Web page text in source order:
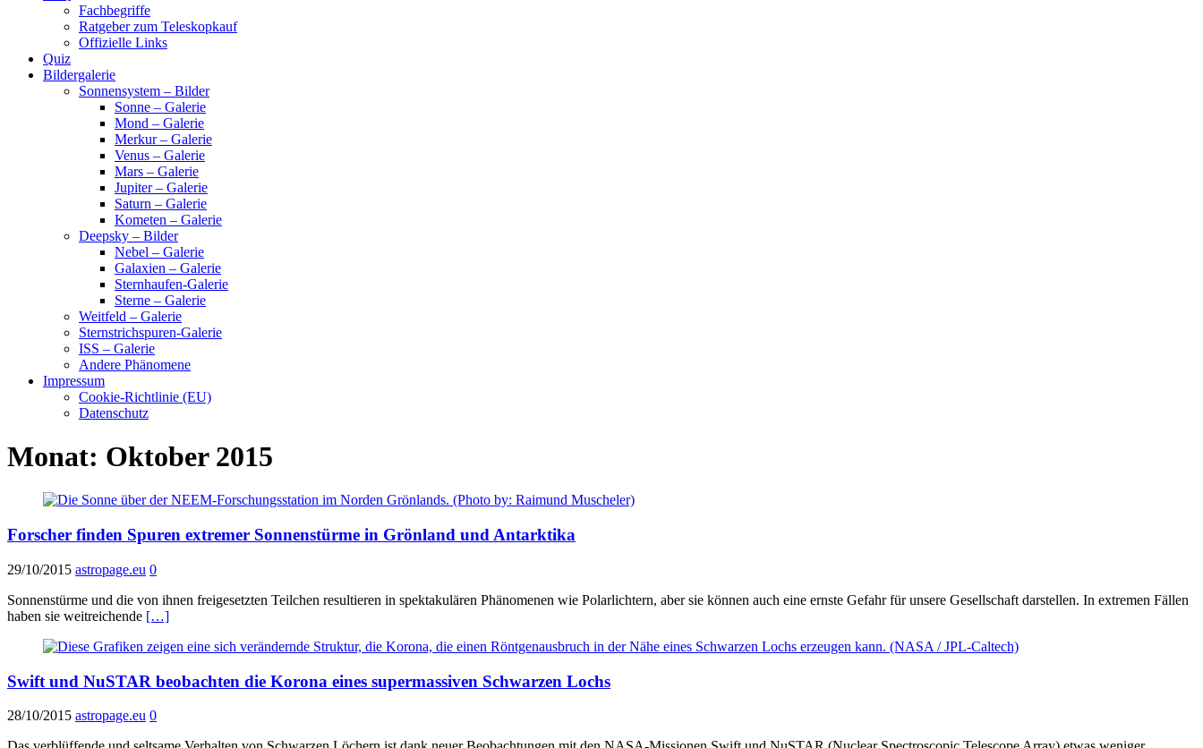
Fachbegriffe
Ratgeber zum Teleskopkauf
Offizielle Links
Quiz
Bildergalerie
Sonnensystem – Bilder
Sonne – Galerie
Mond – Galerie
Merkur – Galerie
Venus – Galerie
Mars – Galerie
Jupiter – Galerie
Saturn – Galerie
Kometen – Galerie
Deepsky – Bilder
Nebel – Galerie
Galaxien – Galerie
Sternhaufen-Galerie
Sterne – Galerie
Weitfeld – Galerie
Sternstrichspuren-Galerie
ISS – Galerie
Andere Phänomene
Impressum
Cookie-Richtlinie (EU)
Datenschutz
Monat: Oktober 2015
Forscher finden Spuren extremer Sonnenstürme in Grönland und Antarktika
29/10/2015 astropage.eu 0
Sonnenstürme und die von ihnen freigesetzten Teilchen resultieren in spektakulären Phänomenen wie Polarlichtern, aber sie können auch eine ernste Gefahr für unsere Gesellschaft darstellen. In extremen Fällen
haben sie weitreichende […]
Swift und NuSTAR beobachten die Korona eines supermassiven Schwarzen Lochs
28/10/2015 astropage.eu 0